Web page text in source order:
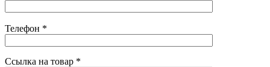
Телефон *
Ссылка на товар *